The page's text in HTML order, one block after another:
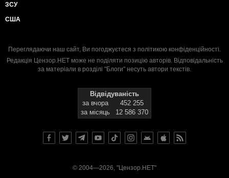
ЗСУ
США
Переглядаючи наш сайт, Ви погоджуєтеся з політикою конфіденційності.
Редакція Цензор.НЕТ може не поділяти позицію авторів. Відповідальність
за матеріали в розділі "Блоги" несуть автори текстів.
Відвідуваність
за вчора
452 255
за місяць
12 586 370
© 2004—2026, "Цензор.НЕТ"